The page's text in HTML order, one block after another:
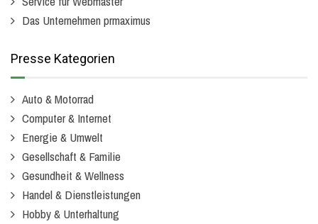
Das Unternehmen prmaximus
Presse Kategorien
Auto & Motorrad
Computer & Internet
Energie & Umwelt
Gesellschaft & Familie
Gesundheit & Wellness
Handel & Dienstleistungen
Hobby & Unterhaltung